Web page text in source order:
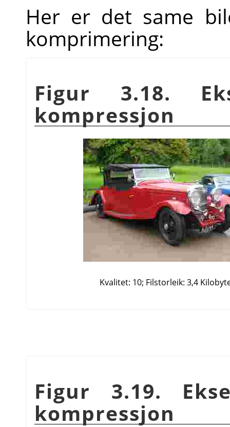
Her er det same
komprimering:
Figur 3.18.
kompressjon
Kvalitet: 10; Filstorleik: 3,4
Figur 3.19.
kompressjon